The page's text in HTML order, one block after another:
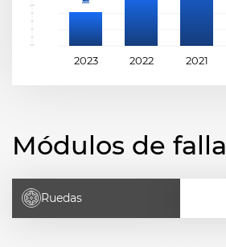
2023 2022 2021
Módulos de falla
Ruedas